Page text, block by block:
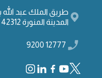
طريق الملك عبد
المدينة المنورة 42312
12777 9200